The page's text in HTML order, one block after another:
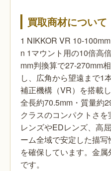
買取商材について
1 NIKKOR VR 10-
n 1マウント用の10倍高
mm判換算で27-270mm
し、広角から望遠まで1
補正機構（VR）を搭載
全長約70.5mm・質量約
クラスのコンパクトさ
レンズやEDレンズ、高
ーム全域で安定した描
を確保しています。金
です。